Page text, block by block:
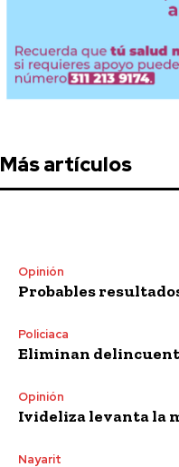
Más artículos
Opinión
Probables
Policiaca
Eliminan
Opinión
Ivideliza levanta la
Nayarit